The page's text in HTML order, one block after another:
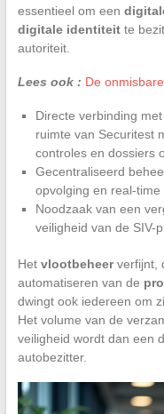
essentieel om een
digitale identiteitte
autoriteit.
Lees ook : De
Directe verbinding
ruimte van Securitest
controles en dossiers
Gecentraliseerd
opvolging en real-time
Noodzaak van een
veiligheid van de SIV-
Het vlootbeheerverfijnt,
automatiseren van de
dwingt ook iedereen om
Het volume van de
veiligheid wordt dan een
autobezitter.